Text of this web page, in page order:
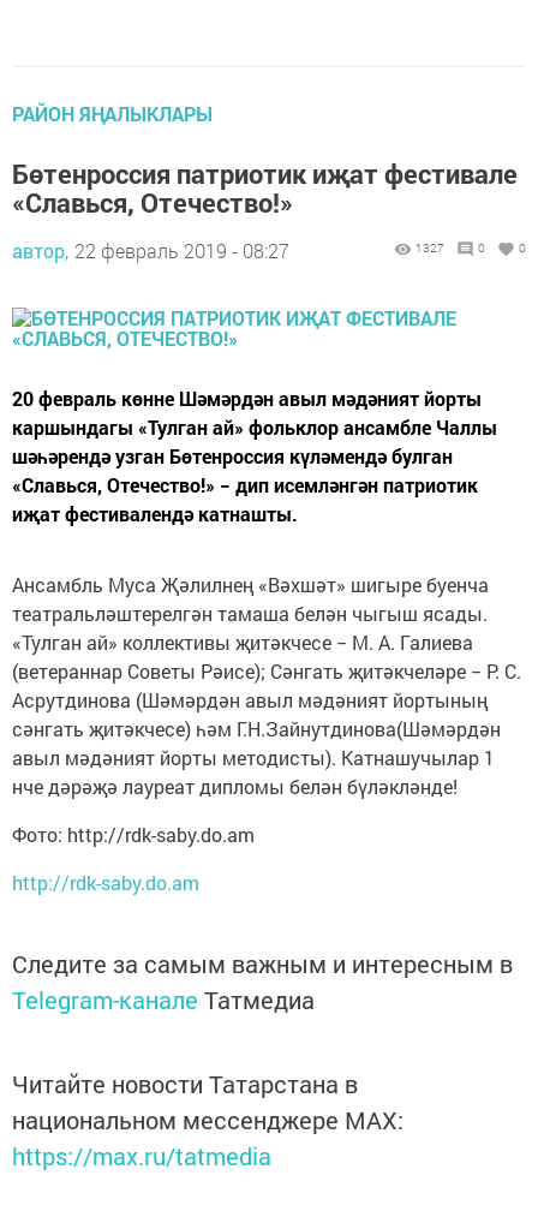
РАЙОН ЯҢАЛЫКЛАРЫ
Бөтенроссия патриотик иҗат фестивале
«Славься, Отечество!»
автор, 22 февраль 2019 - 08:27 1327 0 0
20 февраль көнне Шәмәрдән авыл мәдәният йорты
каршындагы «Тулган ай» фольклор ансамбле Чаллы
шәһәрендә узган Бөтенроссия күләмендә булган
«Славься, Отечество!» − дип исемләнгән патриотик
иҗат фестивалендә катнашты.
Ансамбль Муса Җәлилнең «Вәхшәт» шигыре буенча
театральләштерелгән тамаша белән чыгыш ясады.
«Тулган ай» коллективы җитәкчесе − М. А. Галиева
(ветераннар Советы Рәисе); Сәнгать җитәкчеләре − Р. С.
Асрутдинова (Шәмәрдән авыл мәдәният йортының
сәнгать җитәкчесе) һәм Г.Н.Зайнутдинова(Шәмәрдән
авыл мәдәният йорты методисты). Катнашучылар 1
нче дәрәҗә лауреат дипломы белән бүләкләнде!
Фото: http://rdk-saby.do.am
http://rdk-saby.do.am
Следите за самым важным и интересным в
Telegram-канале Татмедиа
Читайте новости Татарстана в
национальном мессенджере MАХ:
https://max.ru/tatmedia